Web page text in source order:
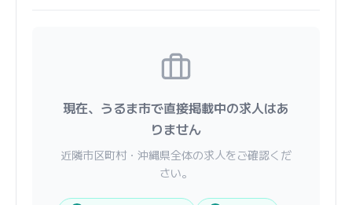
現在、うるま市で直接掲載中の求人はあ
りません
近隣市区町村・沖縄県全体の求人をご確認くだ
さい。